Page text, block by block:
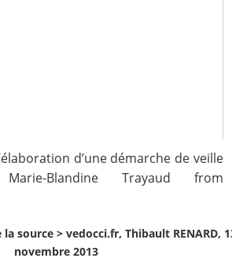
d’une démarche de veille
Blandine Trayaud from
source > vedocci.fr, Thibault RENARD,
novembre 2013